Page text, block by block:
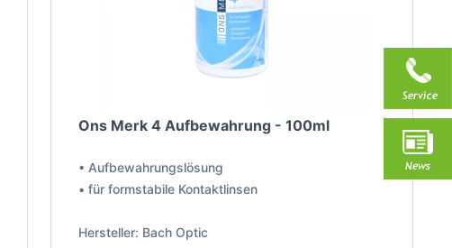
Ons Merk 4 Aufbewahrung - 100ml
• Aufbewahrungslösung
• für formstabile Kontaktlinsen
Hersteller: Bach Optic